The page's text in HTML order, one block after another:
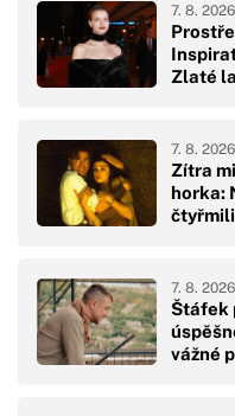
Zlaté
7. 8. 2026
Zítra
horka:
7. 8. 2026
Štáfek
vážné
7. 8. 2026